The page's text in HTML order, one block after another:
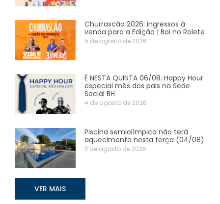
Churrascão 2026: ingressos à
venda para a Edição | Boi no Rolete
5 de agosto de 2026
É NESTA QUINTA 06/08: Happy Hour
especial mês dos pais na Sede
Social BH
4 de agosto de 2026
Piscina semiolímpica não terá
aquecimento nesta terça (04/08)
3 de agosto de 2026
VER MAIS